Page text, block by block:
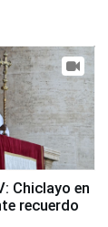
Chiclayo en
recuerdo